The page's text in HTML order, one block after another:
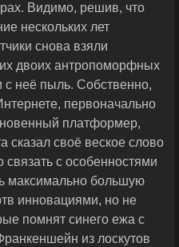
Видимо, решив, что
нескольких лет
снова взяли
двоих антропоморфных
с неё пыль. Собственно,
первоначально
платформер,
сказал своё веское слово
связать с особенностями
максимально большую
инновациями, но не
помнят синего ежа с
из лоскутов